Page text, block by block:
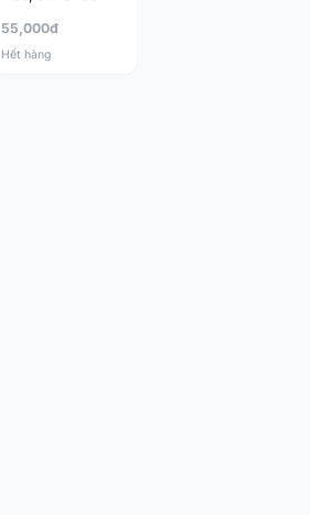
55,000đ
Hết hàng